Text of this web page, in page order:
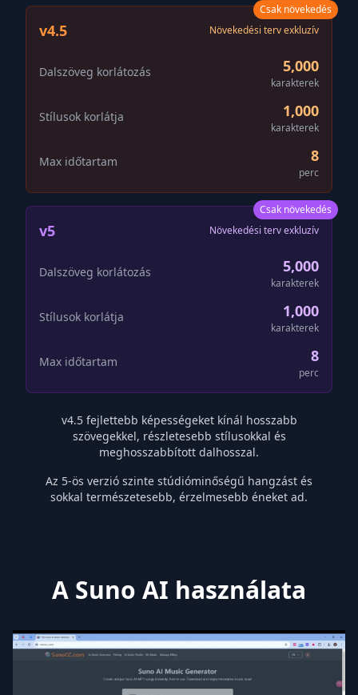
Csak növekedés
v4.5 Növekedési terv exkluzív
Dalszöveg korlátozás 5,000
karakterek
Stílusok korlátja 1,000
karakterek
Max időtartam 8
perc
Csak növekedés
v5 Növekedési terv exkluzív
Dalszöveg korlátozás 5,000
karakterek
Stílusok korlátja 1,000
karakterek
Max időtartam 8
perc
v4.5 fejlettebb képességeket kínál hosszabb
szövegekkel, részletesebb stílusokkal és
meghosszabbított dalhosszal.
Az 5-ös verzió szinte stúdióminőségű hangzást és
sokkal természetesebb, érzelmesebb éneket ad.
A Suno AI használata